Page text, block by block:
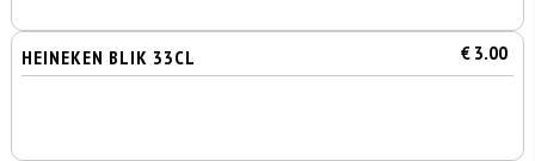
HEINEKEN BLIK 33CL € 3.00